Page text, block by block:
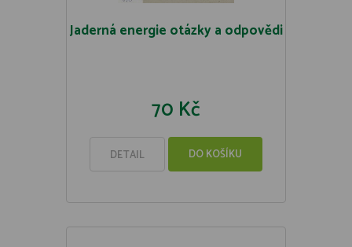
Jaderná energie otázky a odpovědi
70 Kč
DETAIL DO KOŠÍKU